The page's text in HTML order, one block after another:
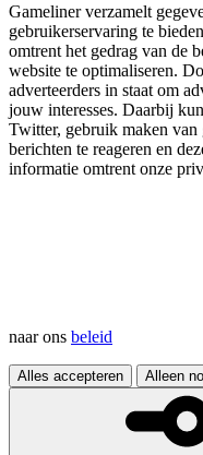
Gameliner verzamelt
gebruikerservaring te
omtrent het gedrag van de
website te optimaliseren.
adverteerders in staat om
jouw interesses. Daarbij
Twitter, gebruik maken van
berichten te reageren en
informatie omtrent onze
naar ons beleid
Alles accepteren Alleen